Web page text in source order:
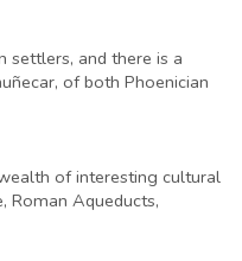
settlers, and there is a
of both Phoenician
of interesting cultural
Roman Aqueducts,